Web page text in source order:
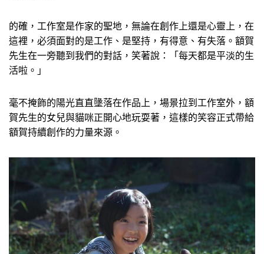
的確，工作室是作家的聖地，無論在創作上還是心靈上，在
這裡，必須面對的是工作、是堅持，有得意、有失落。額賀
先生在一旁聽到我們的對話，笑著說：「每天都是平淡的生
活啦。」
毫不掩飾的陽光直直墬落在作品上，場景拉到工作室外，額
賀先生的女兒與貓咪正開心地玩耍著，這樣的笑容正式帶給
額賀持續創作的力量來源。